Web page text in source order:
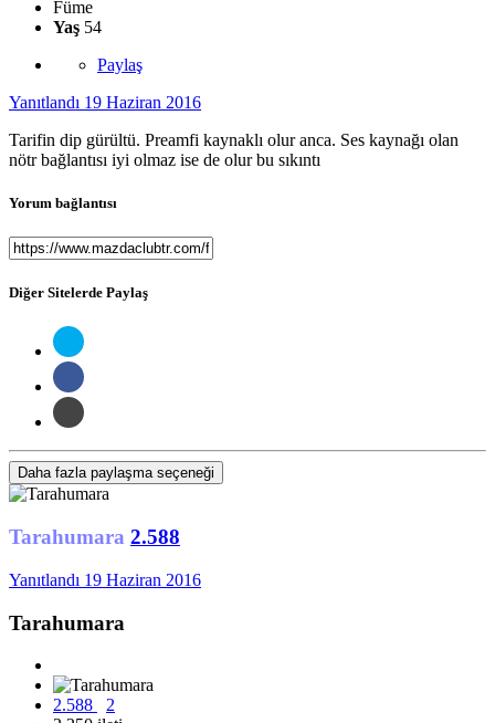
Füme
Yaş 54
Paylaş
Yanıtlandı 19 Haziran 2016
Tarifin dip gürültü. Preamfi kaynaklı olur anca. Ses kaynağı olan
nötr bağlantısı iyi olmaz ise de olur bu sıkıntı
Yorum bağlantısı
Diğer Sitelerde Paylaş
Daha fazla paylaşma seçeneği
Tarahumara 2.588
Yanıtlandı 19 Haziran 2016
Tarahumara
2.588
2